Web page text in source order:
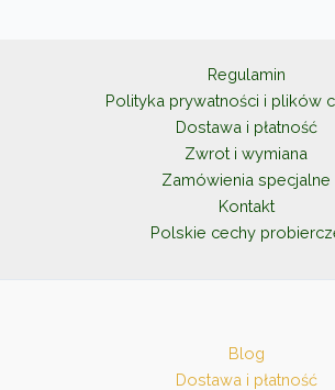
na
stronie
produktu
Regulamin
Polityka prywatności i plików
Dostawa i płatność
Zwrot i wymiana
Zamówienia specjalne
Kontakt
Polskie cechy
Blog
Dostawa i płatność